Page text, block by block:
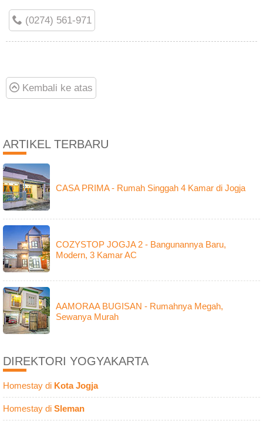
(0274) 561-971
Kembali ke atas
ARTIKEL TERBARU
CASA PRIMA - Rumah Singgah 4 Kamar di Jogja
COZYSTOP JOGJA 2 - Bangunannya Baru,
Modern, 3 Kamar AC
AAMORAA BUGISAN - Rumahnya Megah,
Sewanya Murah
DIREKTORI YOGYAKARTA
Homestay di Kota Jogja
Homestay di Sleman